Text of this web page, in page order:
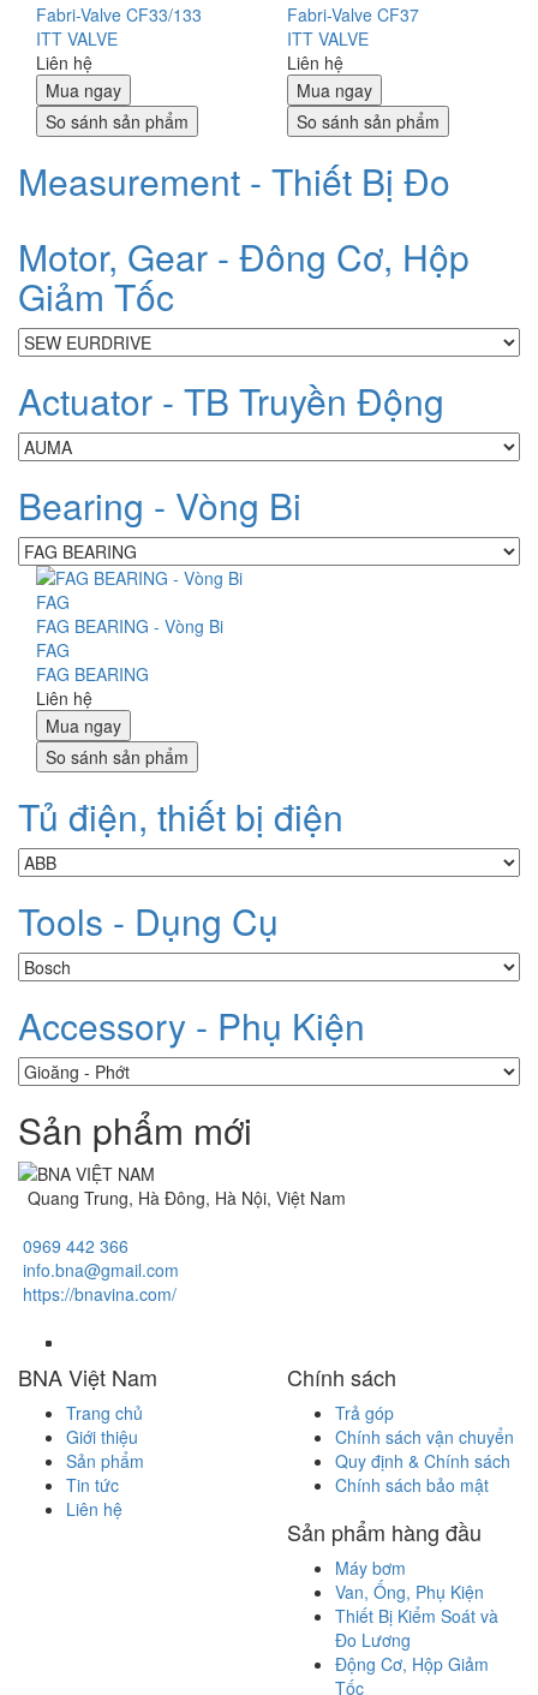
Fabri-Valve CF33/133
ITT VALVE
Liên hệ
Mua ngay
So sánh sản phẩm
Fabri-Valve CF37
ITT VALVE
Liên hệ
Mua ngay
So sánh sản phẩm
Measurement - Thiết Bị Đo
Motor, Gear - Đông Cơ, Hộp
Giảm Tốc
Actuator - TB Truyền Động
Bearing - Vòng Bi
FAG BEARING - Vòng Bi
FAG
FAG BEARING
Liên hệ
Mua ngay
So sánh sản phẩm
Tủ điện, thiết bị điện
Tools - Dụng Cụ
Accessory - Phụ Kiện
Sản phẩm mới
Quang Trung, Hà Đông, Hà Nội, Việt Nam
0969 442 366
info.bna@gmail.com
https://bnavina.com/
BNA Việt Nam
Trang chủ
Giới thiệu
Sản phẩm
Tin tức
Liên hệ
Chính sách
Trả góp
Chính sách vận chuyển
Quy định & Chính sách
Chính sách bảo mật
Sản phẩm hàng đầu
Máy bơm
Van, Ống, Phụ Kiện
Thiết Bị Kiểm Soát và
Đo Lương
Động Cơ, Hộp Giảm
Tốc